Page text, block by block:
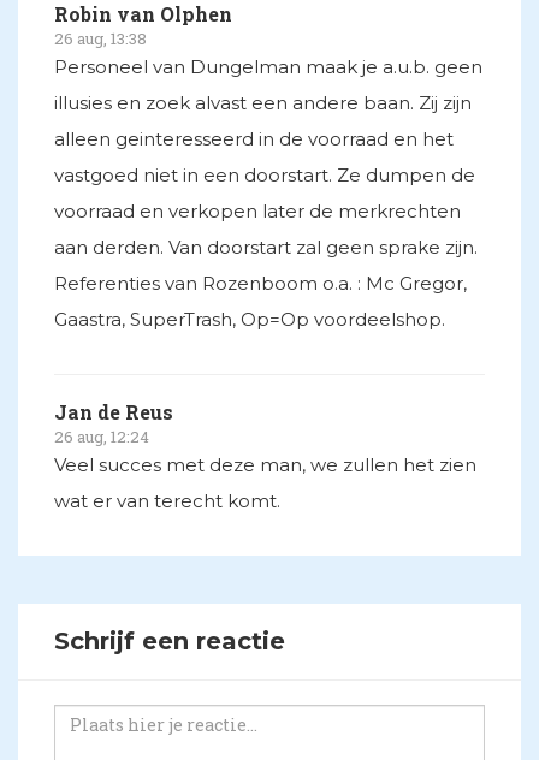
Robin van Olphen
26 aug, 13:38
Personeel van Dungelman maak je a.u.b. geen
illusies en zoek alvast een andere baan. Zij zijn
alleen geinteresseerd in de voorraad en het
vastgoed niet in een doorstart. Ze dumpen de
voorraad en verkopen later de merkrechten
aan derden. Van doorstart zal geen sprake zijn.
Referenties van Rozenboom o.a. : Mc Gregor,
Gaastra, SuperTrash, Op=Op voordeelshop.
Jan de Reus
26 aug, 12:24
Veel succes met deze man, we zullen het zien
wat er van terecht komt.
Schrijf een reactie